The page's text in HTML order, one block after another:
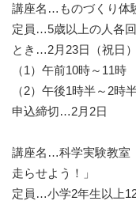
講座名…ものづくり体
定員…5歳以上の人各
とき…2月23日（祝日）
（1）午前10時～11時
（2）午後1時半～2時
申込締切…2月2日
講座名…科学実験教室
走らせよう！」
定員…小学2年生以上